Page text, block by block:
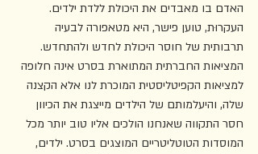
האדם בו מאבדים את היכולת ללדת ילדים.
העקרוּת, טוען פישר, היא מטאפורה לבעיה
תרבותית של חוסר היכולת לחדש ולהתחדש.
המציאות החברתית המתוארת בסרט אינה חלופה
למציאות הקפיטליסטית המוכרת לנו אלא הקצנה
שלה, והיעלמותם של הילדים מייצגת את הכיוון
חסר התקווה שאנחנו הולכים אליו טוב יותר מכל
המוסדות הטוטליטריים המוצגים בסרט. ילדים,